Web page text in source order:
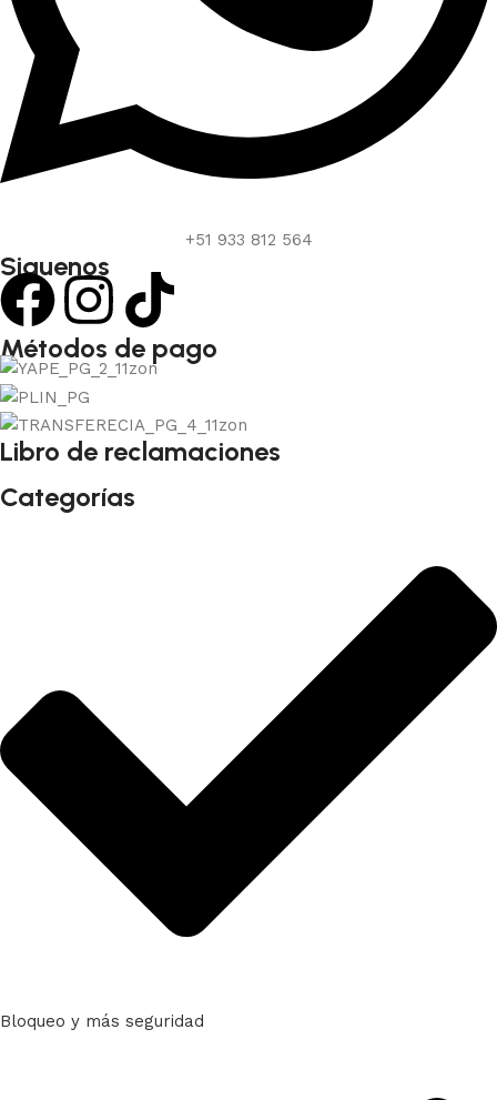
+51 933 812 564
Siguenos
Métodos de pago
Libro de reclamaciones
Categorías
Bloqueo y más seguridad